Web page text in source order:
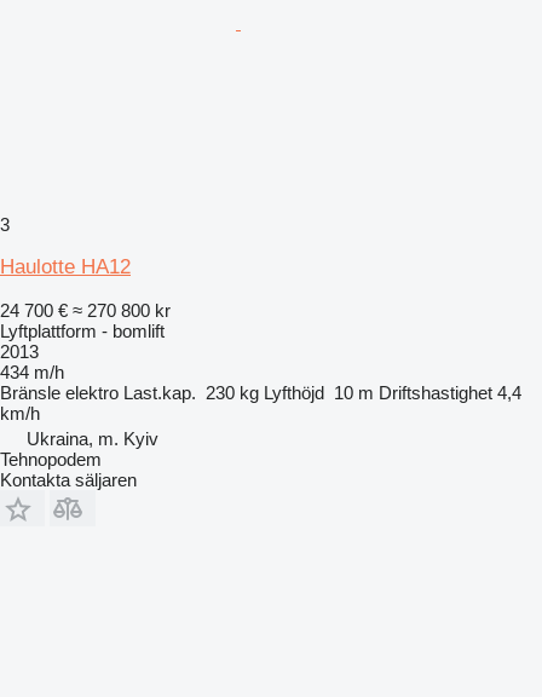
3
Haulotte HA12
24 700 € ≈ 270 800 kr
Lyftplattform - bomlift
2013
434 m/h
Bränsle elektro Last.kap. 230 kg Lyfthöjd 10 m Driftshastighet 4,4
km/h
Ukraina, m. Kyiv
Tehnopodem
Kontakta säljaren